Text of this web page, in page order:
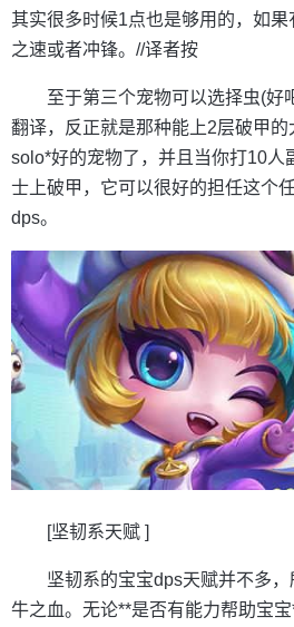
其实很多时候1点也是够用的，如
之速或者冲锋。//译者按
至于第三个宠物可以选择虫(好
翻译，反正就是那种能上2层破甲
solo*好的宠物了，并且当你打10人
士上破甲，它可以很好的担任这个
dps。
[坚韧系天赋 ]
坚韧系的宝宝dps天赋并不多
牛之血。无论**是否有能力帮助宝